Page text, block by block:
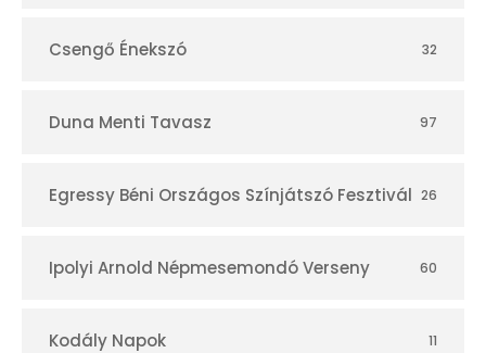
Csengő Énekszó 32
Duna Menti Tavasz 97
Egressy Béni Országos Színjátszó Fesztivál 26
Ipolyi Arnold Népmesemondó Verseny 60
Kodály Napok 11